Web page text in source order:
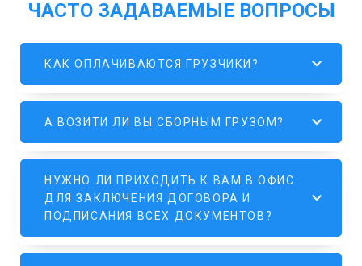
ЧАСТО ЗАДАВАЕМЫЕ ВОПРОСЫ
КАК ОПЛАЧИВАЮТСЯ ГРУЗЧИКИ?
А ВОЗИТИ ЛИ ВЫ СБОРНЫМ ГРУЗОМ?
НУЖНО ЛИ ПРИХОДИТЬ К ВАМ В ОФИС
ДЛЯ ЗАКЛЮЧЕНИЯ ДОГОВОРА И
ПОДПИСАНИЯ ВСЕХ ДОКУМЕНТОВ?